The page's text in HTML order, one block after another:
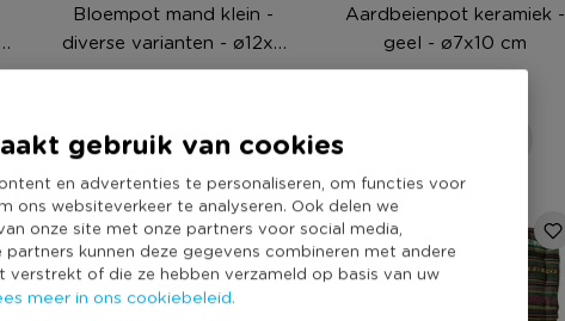
gebruik van cookies
en advertenties te personaliseren, om functies voor
ons websiteverkeer te analyseren. Ook delen we
onze site met onze partners voor social media,
partners kunnen deze gegevens combineren met andere
verstrekt of die ze hebben verzameld op basis van uw
meer in ons cookiebeleid.
Bloempot mand klein -
diverse varianten - ø12x9
cm
1,99
Aardbeienpot keramiek -
geel - ø7x10 cm